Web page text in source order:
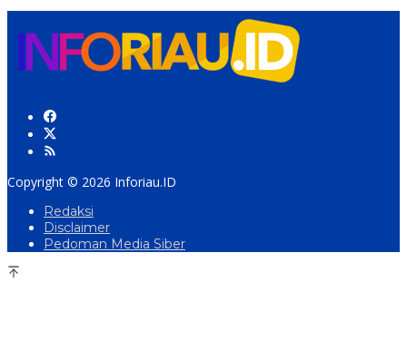
Copyright © 2026 Inforiau.ID
Redaksi
Disclaimer
Pedoman Media Siber